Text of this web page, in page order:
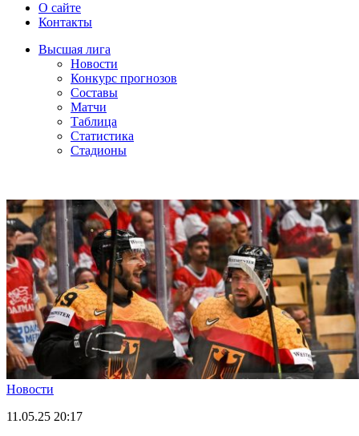
О сайте
Контакты
Высшая лига
Новости
Конкурс прогнозов
Составы
Матчи
Таблица
Статистика
Стадионы
Новости
11.05.25 20:17